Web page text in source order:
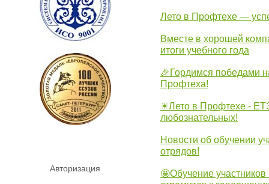
Авторизация
Лето в Профтехе —
Вместе в хорошей
итоги учебного года
🎉Гордимся победами
Профтеха!
☀Лето в Профтехе -
любознательных!
Новости об обучении
отрядов!
🤩Обучение участников